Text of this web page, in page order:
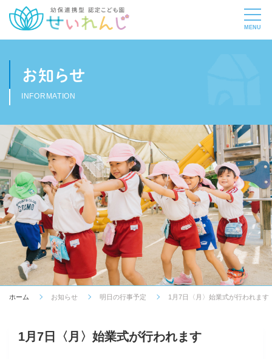
お知らせ
INFORMATION
ホーム お知らせ 明日の行事予定 1月7日〈月〉始業式が行われます
1月7日〈月〉始業式が行われます